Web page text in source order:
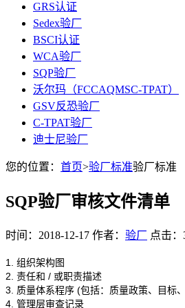
GRS认证
Sedex验厂
BSCI认证
WCA验厂
SQP验厂
沃尔玛（FCCAQMSC-TPAT）
GSV反恐验厂
C-TPAT验厂
迪士尼验厂
您的位置： 首页>验厂标准验厂标准
SQP验厂审核文件清单
时间：2018-12-17 作者： 验厂 点击：
1. 组织架构图
2. 责任和 / 或职责描述
3. 质量体系程序 (包括：质量政策、目标
4. 管理层审查记录